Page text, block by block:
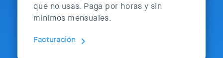
que no usas. Paga por horas y sin
mínimos mensuales.
Facturación